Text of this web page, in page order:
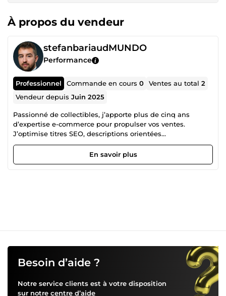
À propos du vendeur
stefanbariaudMUNDO
Performance
Professionnel Commande en cours0 Ventes au total2
Vendeur depuisJuin 2025
Passionné de collectibles, j’apporte plus de cinq ans
d’expertise e-commerce pour propulser vos ventes.
J’optimise titres SEO, descriptions orientées
collectionneurs et visuels produits afin de maximiser la
visibilité et la marge sur eBay, Fnac Marketplace ou
Catawiki. Conseils sourcing, pricing et logistique premium
En savoir plus
Besoin d’aide ?
Notre service clients est à votre disposition
sur notre centre d’aide